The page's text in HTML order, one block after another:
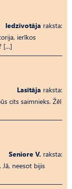
Iedzīvotāja raksta:
ierīkos
[…]
Lasītāja raksta:
cits saimnieks. Žēl
Seniore V. raksta:
neesot bijis